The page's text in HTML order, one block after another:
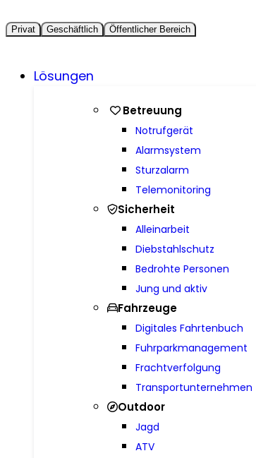
Privat Geschäftlich Öffentlicher Bereich
Lösungen
Betreuung
Notrufgerät
Alarmsystem
Sturzalarm
Telemonitoring
Sicherheit
Alleinarbeit
Diebstahlschutz
Bedrohte Personen
Jung und aktiv
Fahrzeuge
Digitales Fahrtenbuch
Fuhrparkmanagement
Frachtverfolgung
Transportunternehmen
Outdoor
Jagd
ATV